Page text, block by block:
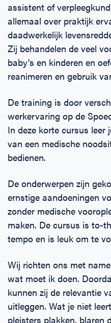
assistent of
allemaal over praktijk
daadwerkelijk
Zij behandelen de veel
baby’s en kinderen en
reanimeren en gebruik
De training is door
werkervaring op de
In deze korte cursus leer
van een medische
bedienen.
De onderwerpen zijn
ernstige aandoeningen
zonder medische
maken. De cursus is to-
tempo en is leuk om te
Wij richten ons met
wat moet ik doen.
kunnen zij de relevantie
uitleggen. Wat je niet
pleisters plakken, blaren